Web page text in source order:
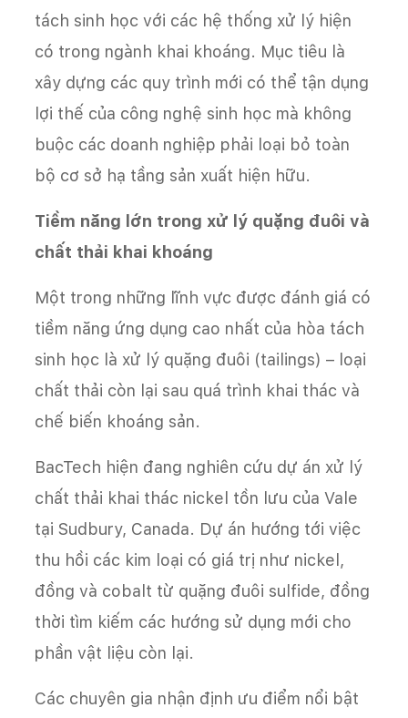
tách sinh học với các hệ thống xử lý hiện
có trong ngành khai khoáng. Mục tiêu là
xây dựng các quy trình mới có thể tận dụng
lợi thế của công nghệ sinh học mà không
buộc các doanh nghiệp phải loại bỏ toàn
bộ cơ sở hạ tầng sản xuất hiện hữu.
Tiềm năng lớn trong xử lý quặng đuôi và
chất thải khai khoáng
Một trong những lĩnh vực được đánh giá có
tiềm năng ứng dụng cao nhất của hòa tách
sinh học là xử lý quặng đuôi (tailings) – loại
chất thải còn lại sau quá trình khai thác và
chế biến khoáng sản.
BacTech hiện đang nghiên cứu dự án xử lý
chất thải khai thác nickel tồn lưu của Vale
tại Sudbury, Canada. Dự án hướng tới việc
thu hồi các kim loại có giá trị như nickel,
đồng và cobalt từ quặng đuôi sulfide, đồng
thời tìm kiếm các hướng sử dụng mới cho
phần vật liệu còn lại.
Các chuyên gia nhận định ưu điểm nổi bật